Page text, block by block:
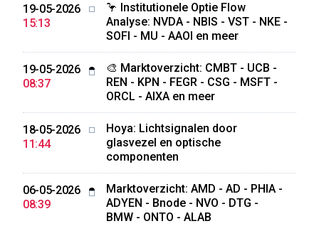
19-05-2026
15:13
🦩 Institutionele Optie Flow
Analyse: NVDA - NBIS - VST - NKE -
SOFI - MU - AAOI en meer
19-05-2026
08:37
🎨 Marktoverzicht: CMBT - UCB -
REN - KPN - FEGR - CSG - MSFT -
ORCL - AIXA en meer
18-05-2026
11:44
Hoya: Lichtsignalen door
glasvezel en optische
componenten
06-05-2026
08:39
Marktoverzicht: AMD - AD - PHIA -
ADYEN - Bnode - NVO - DTG -
BMW - ONTO - ALAB